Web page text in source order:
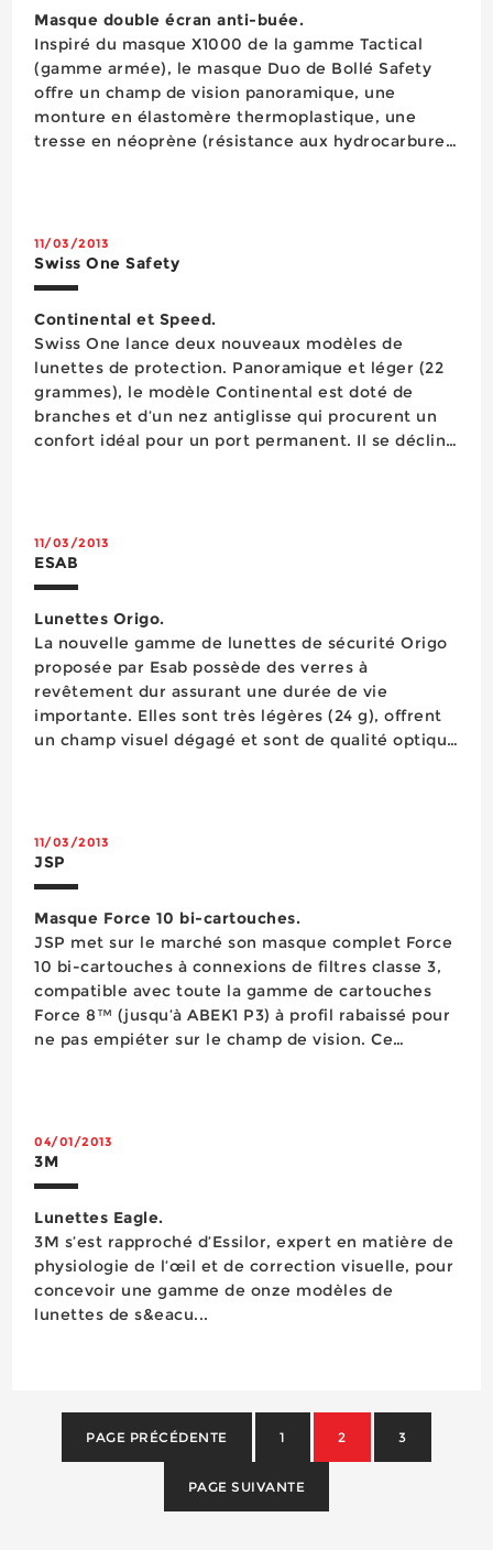
Masque double écran anti-buée.
Inspiré du masque X1000 de la gamme Tactical
(gamme armée), le masque Duo de Bollé Safety
offre un champ de vision panoramique, une
monture en élastomère thermoplastique, une
tresse en néoprène (résistance aux hydrocarbures
11/03/2013
Swiss One Safety
Continental et Speed.
Swiss One lance deux nouveaux modèles de
lunettes de protection. Panoramique et léger (22
grammes), le modèle Continental est doté de
branches et d’un nez antiglisse qui procurent un
confort idéal pour un port permanent. Il se décline
protection lat&ea...
11/03/2013
ESAB
Lunettes Origo.
La nouvelle gamme de lunettes de sécurité Origo
proposée par Esab possède des verres à
revêtement dur assurant une durée de vie
importante. Elles sont très légères (24 g), offrent
un champ visuel dégagé et sont de qualité optique
11/03/2013
JSP
Masque Force 10 bi-cartouches.
JSP met sur le marché son masque complet Force
10 bi-cartouches à connexions de filtres classe 3,
compatible avec toute la gamme de cartouches
Force 8™ (jusqu’à ABEK1 P3) à profil rabaissé pour
ne pas empiéter sur le champ de vision. Ce
04/01/2013
3M
Lunettes Eagle.
3M s’est rapproché d’Essilor, expert en matière de
physiologie de l’œil et de correction visuelle, pour
concevoir une gamme de onze modèles de
lunettes de s&eacu...
PAGE PRÉCÉDENTE 1 2 3
PAGE SUIVANTE